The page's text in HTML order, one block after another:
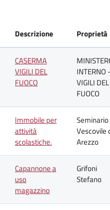
Descrizione Proprietà
CASERMA
VIGILI DEL
FUOCO
INTERNO
VIGILI DEL
FUOCO
Immobile per
attività
scolastiche.
Seminario
Vescovile
Arezzo
Capannone a
uso
magazzino
Grifoni
Stefano